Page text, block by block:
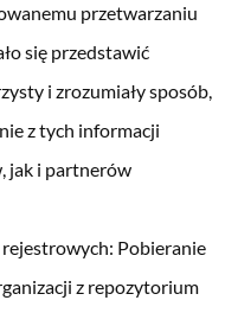
przetwarzaniu
się przedstawić
i zrozumiały sposób,
z tych informacji
jak i partnerów
Pobieranie
z repozytorium